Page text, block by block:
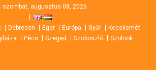
szombat, augusztus 08, 2026
Debrecen Eger Európa Győr
Kecskemét
Pécs Szeged Szoboszló Szolnok